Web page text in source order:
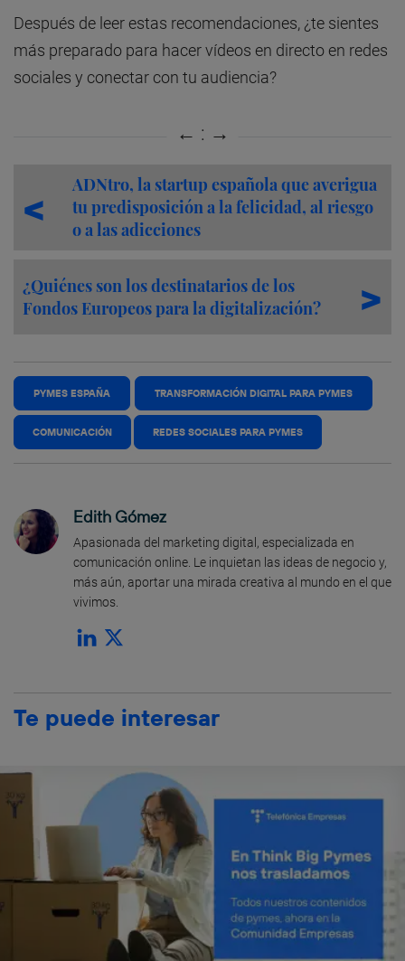
Después de leer estas recomendaciones, ¿te sientes
más preparado para hacer vídeos en directo en redes
sociales y conectar con tu audiencia?
ADNtro, la startup española que averigua
tu predisposición a la felicidad, al riesgo
o a las adicciones
¿Quiénes son los destinatarios de los
Fondos Europeos para la digitalización?
PYMES ESPAÑA TRANSFORMACIÓN DIGITAL PARA PYMES
COMUNICACIÓN REDES SOCIALES PARA PYMES
Edith Gómez
Apasionada del marketing digital, especializada en
comunicación online. Le inquietan las ideas de negocio y,
más aún, aportar una mirada creativa al mundo en el que
vivimos.
Te puede interesar